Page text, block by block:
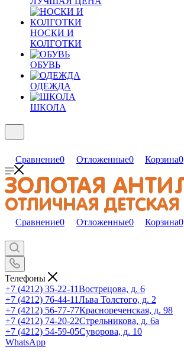
НОСКИ И
КОЛГОТКИ
ОБУВЬ
ОДЕЖДА
ШКОЛА
Сравнение0 Отложенные0 Корзина0
Сравнение0 Отложенные0 Корзина0
Телефоны
+7 (4212) 35-22-11Вострецова, д. 6
+7 (4212) 76-44-11Льва Толстого, д. 2
+7 (4212) 56-77-77Краснореченская, д. 98
+7 (4212) 74-20-22Стрельникова, д. 6а
+7 (4212) 54-59-05Суворова, д. 10
WhatsApp